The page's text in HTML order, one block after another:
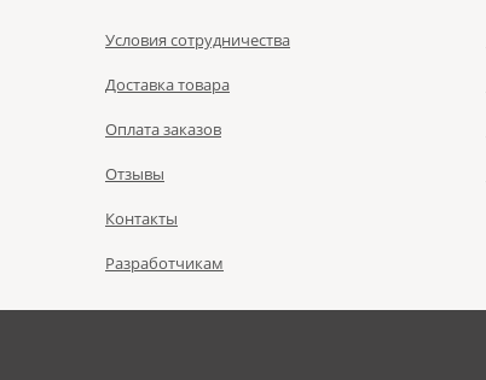
Условия сотрудничества
Доставка товара
Оплата заказов
Отзывы
Контакты
Разработчикам